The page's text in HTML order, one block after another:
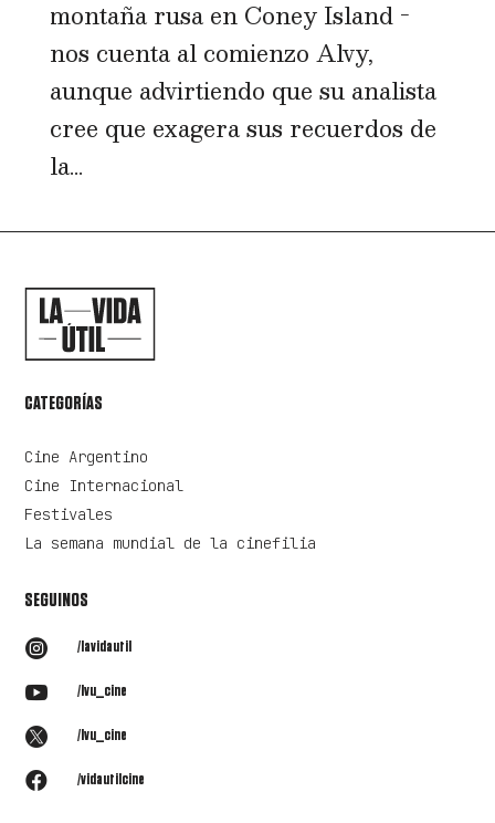
montaña rusa en Coney Island -
nos cuenta al comienzo Alvy,
aunque advirtiendo que su analista
cree que exagera sus recuerdos de
la...
CATEGORÍAS
Cine Argentino
Cine Internacional
Festivales
La semana mundial de la cinefilia
SEGUINOS
 /lavidautil
 /lvu_cine
 /lvu_cine
 /vidautilcine